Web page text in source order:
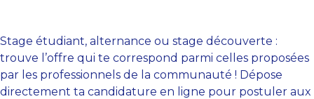
Stage étudiant, alternance ou stage découverte :
trouve l’offre qui te correspond parmi celles proposées
par les professionnels de la communauté ! Dépose
directement ta candidature en ligne pour postuler aux